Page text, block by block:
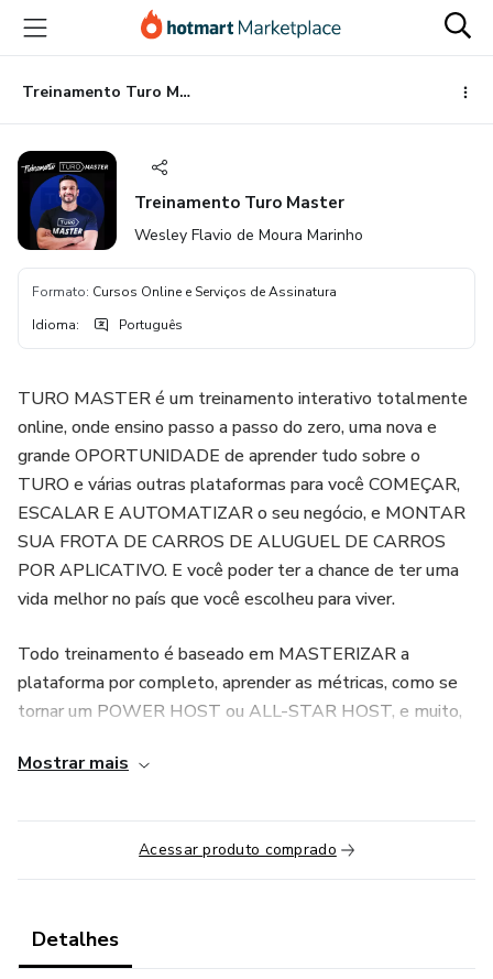
para
conteúdo
principal
para
pagamento
para
rodapé
Treinamento Turo Master
Treinamento Turo Master
Wesley Flavio de Moura Marinho
Formato: Cursos Online e Serviços de Assinatura
Idioma: Português
TURO MASTER é um treinamento interativo totalmente
online, onde ensino passo a passo do zero, uma nova e
grande OPORTUNIDADE de aprender tudo sobre o
TURO e várias outras plataformas para você COMEÇAR,
ESCALAR E AUTOMATIZAR o seu negócio, e MONTAR
SUA FROTA DE CARROS DE ALUGUEL DE CARROS
POR APLICATIVO. E você poder ter a chance de ter uma
vida melhor no país que você escolheu para viver.
Todo treinamento é baseado em MASTERIZAR a
plataforma por completo, aprender as métricas, como se
tornar um POWER HOST ou ALL-STAR HOST, e muito,
plataformas para aumentar seus ganhos.
O objetivo do treinamento é ensinar toda a minha
experiência de anos trabalhando nesse negócio, e como eu
fiz para aumentar minha frota de 1 carro para 5 em um
iniciante comete, para que você não os cometa, e possa
escalar seu negócio muito mais rápido.
Mostrar mais
Acessar produto comprado
Detalhes